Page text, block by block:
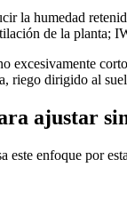
la humedad
de la planta;
excesivamente
riego dirigido al
ajustar
este enfoque por